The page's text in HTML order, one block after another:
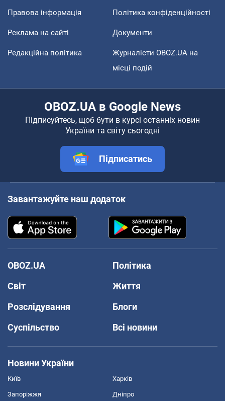
Правова інформація Політика конфіденційності
Реклама на сайті Документи
Редакційна політика
Журналісти OBOZ.UA на
місці подій
OBOZ.UA в Google News
Підписуйтесь, щоб бути в курсі останніх новин
України та світу сьогодні
Підписатись
Завантажуйте наш додаток
OBOZ.UA
Політика
Світ
Життя
Розслідування
Блоги
Суспільство
Всі новини
Новини України
Київ Харків
Запоріжжя Дніпро